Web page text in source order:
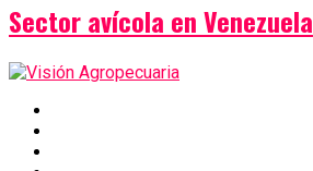
Sector avícola en Venezuela